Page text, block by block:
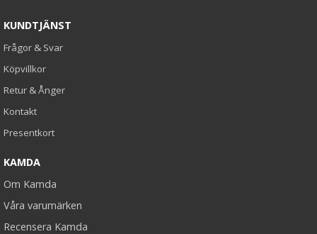
KUNDTJÄNST
Frågor & Svar
Köpvillkor
Retur & Ånger
Kontakt
Presentkort
KAMDA
Om Kamda
Våra varumärken
Recensera Kamda